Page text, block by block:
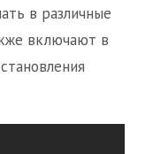
в различные
включают в